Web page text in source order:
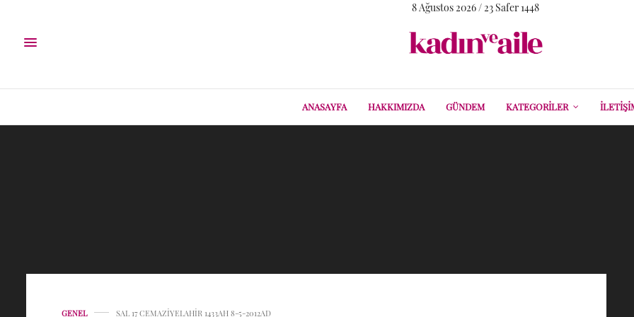
8 Ağustos 2026 / 23 Safer 1448
ANASAYFA HAKKIMIZDA GÜNDEM KATEGORILER
GENEL SAL 17 CEMAZIYELAHIR 1433AH 8-5-2012AD